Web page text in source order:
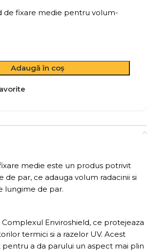
de fixare medie pentru volum-
Adaugă în coș
medie este un produs potrivit
par, ce adauga volum radacinii si
lungime de par.
Enviroshield, ce protejeaza
termici si a razelor UV. Acest
a da parului un aspect mai plin